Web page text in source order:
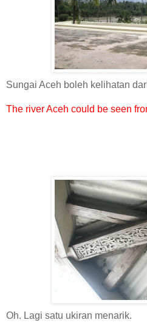
Sungai Aceh boleh kelihatan
The river Aceh could be seen
Oh. Lagi satu ukiran menarik.